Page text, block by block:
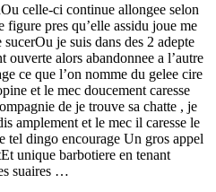
celle-ci continue allongee selon
figure pres qu’elle assidu joue me
je suis dans des 2 adepte
ouverte alors abandonnee a l’autre
ce que l’on nomme du gelee cire
et le mec doucement caresse
de je trouve sa chatte , je
amplement et le mec il caresse le
tel dingo encourage Un gros appel
unique barbotiere en tenant
suaires …